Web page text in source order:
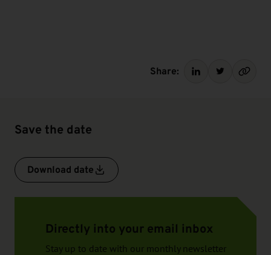
Share:
Save the date
Download date
Directly into your email inbox
Stay up to date with our monthly newsletter